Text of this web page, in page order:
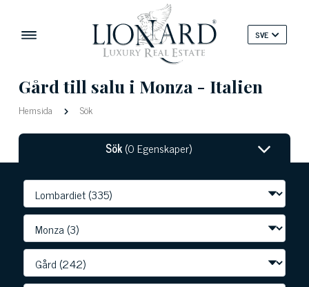
SVE
Gård till salu i Monza - Italien
Hemsida Sök
Sök(0 Egenskaper)